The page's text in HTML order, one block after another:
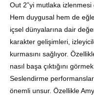
Out 2”yi mutlaka
Hem duygusal hem de
içsel dünyalarına dair
karakter gelişimleri,
kurmasını sağlıyor.
nasıl başa çıktığını
Seslendirme
önemli unsur. Özellikle